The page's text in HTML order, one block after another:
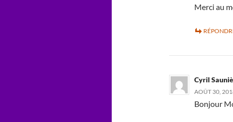
Merci au
Cyril
AOÛT 30,
Bonjour